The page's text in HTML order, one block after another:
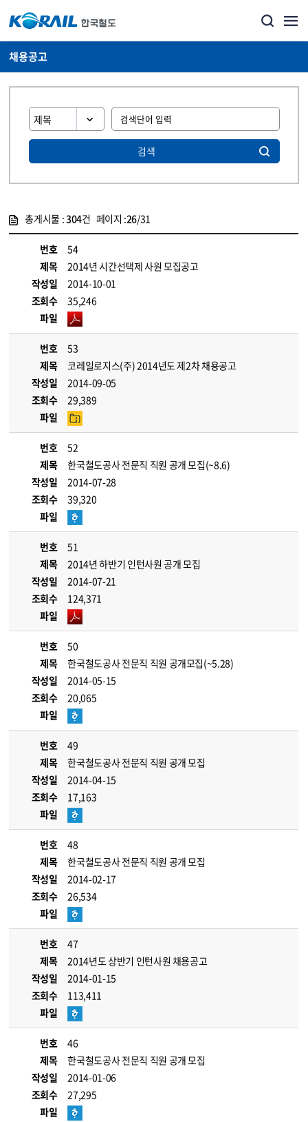
채용공고
검색
총게시물 :304건 페이지 :26/31
번호
54
제목
2014년 시간선택제 사원 모집공고
작성일
2014-10-01
조회수
35,246
파일
번호
53
제목
코레일로지스(주) 2014년도 제2차 채용공고
작성일
2014-09-05
조회수
29,389
파일
번호
52
제목
한국철도공사 전문직 직원 공개 모집(~8.6)
작성일
2014-07-28
조회수
39,320
파일
번호
51
제목
2014년 하반기 인턴사원 공개 모집
작성일
2014-07-21
조회수
124,371
파일
번호
50
제목
한국철도공사 전문직 직원 공개모집(~5.28)
작성일
2014-05-15
조회수
20,065
파일
번호
49
제목
한국철도공사 전문직 직원 공개 모집
작성일
2014-04-15
조회수
17,163
파일
번호
48
제목
한국철도공사 전문직 직원 공개 모집
작성일
2014-02-17
조회수
26,534
파일
번호
47
제목
2014년도 상반기 인턴사원 채용공고
작성일
2014-01-15
조회수
113,411
파일
번호
46
제목
한국철도공사 전문직 직원 공개 모집
작성일
2014-01-06
조회수
27,295
파일